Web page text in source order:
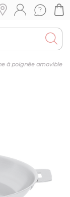
à poignée amovible